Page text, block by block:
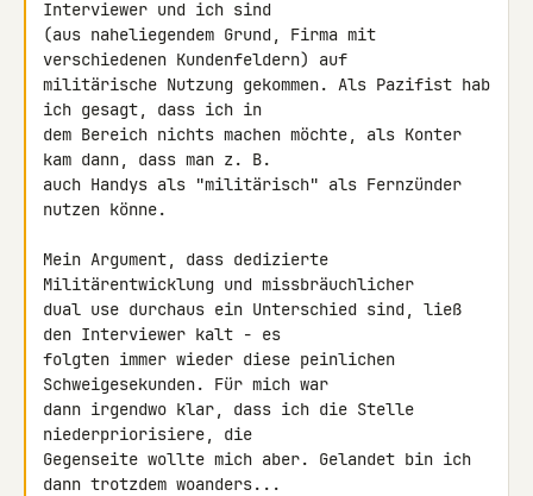
Interviewer und ich sind
(aus naheliegendem Grund, Firma mit
verschiedenen Kundenfeldern) auf
militärische Nutzung gekommen. Als Pazifist hab
ich gesagt, dass ich in
dem Bereich nichts machen möchte, als Konter
kam dann, dass man z. B.
auch Handys als "militärisch" als Fernzünder
nutzen könne.
Mein Argument, dass dedizierte
Militärentwicklung und missbräuchlicher
dual use durchaus ein Unterschied sind, ließ
den Interviewer kalt - es
folgten immer wieder diese peinlichen
Schweigesekunden. Für mich war
dann irgendwo klar, dass ich die Stelle
niederpriorisiere, die
Gegenseite wollte mich aber. Gelandet bin ich
dann trotzdem woanders...